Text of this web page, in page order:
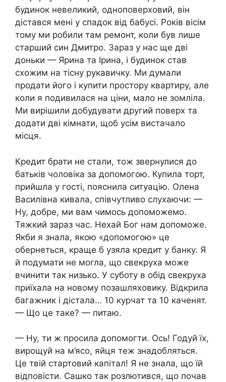
будинок невеликий, одноповерховий, він
дістався мені у спадок від бабусі. Років вісім
тому ми робили там ремонт, коли був лише
старший син Дмитро. Зараз у нас ще дві
доньки — Ярина та Ірина, і будинок став
схожим на тісну рукавичку. Ми думали
продати його і купити простору квартиру, але
коли я подивилася на ціни, мало не зомліла.
Ми вирішили добудувати другий поверх та
додати дві кімнати, щоб усім вистачало
місця.
Кредит брати не стали, тож звернулися до
батьків чоловіка за допомогою. Купила торт,
прийшла у гості, пояснила ситуацію. Олена
Василівна кивала, співчутливо слухаючи: —
Ну, добре, ми вам чимось допоможемо.
Тяжкий зараз час. Нехай Бог нам допоможе.
Якби я знала, якою «допомогою» це
обернеться, краще б узяла кредит у банку. Я
й подумати не могла, що свекруха може
вчинити так низько. У суботу в обід свекруха
приїхала на новому позашляховику. Відкрила
багажник і дістала… 10 курчат та 10 каченят.
— Що це таке? — питаю.
— Ну, ти ж просила допомогти. Ось! Годуй їх,
вирощуй на м’ясо, яйця теж знадобляться.
Це твій стартовий капітал! Я не знала, що їй
відповісти. Сашко так розлютився, що почав